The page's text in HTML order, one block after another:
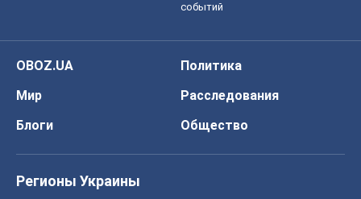
событий
OBOZ.UA
Политика
Мир
Расследования
Блоги
Общество
Регионы Украины